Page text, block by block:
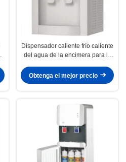
Dispensador caliente frío caliente
del agua de la encimera para la
Obtenga el mejor precio